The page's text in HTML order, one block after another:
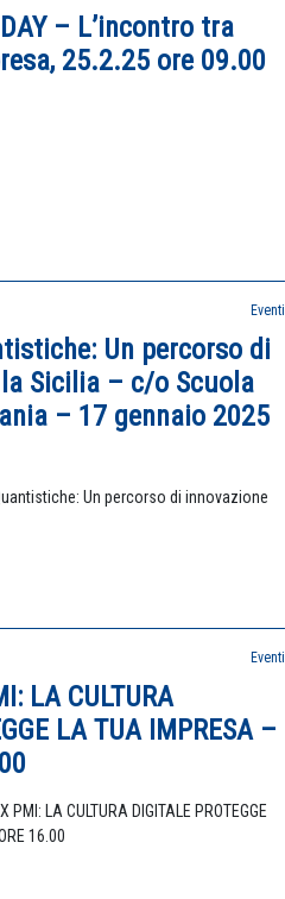
– L’incontro tra
25.2.25 ore 09.00
Eventi
Un percorso di
Sicilia – c/o Scuola
– 17 gennaio 2025
Un percorso di innovazione
Eventi
LA CULTURA
LA TUA IMPRESA –
LA CULTURA DIGITALE PROTEGGE
16.00